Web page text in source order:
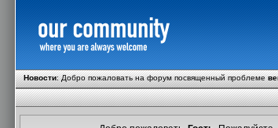
Новости:Добро пожаловать на форум посвященный проблеме